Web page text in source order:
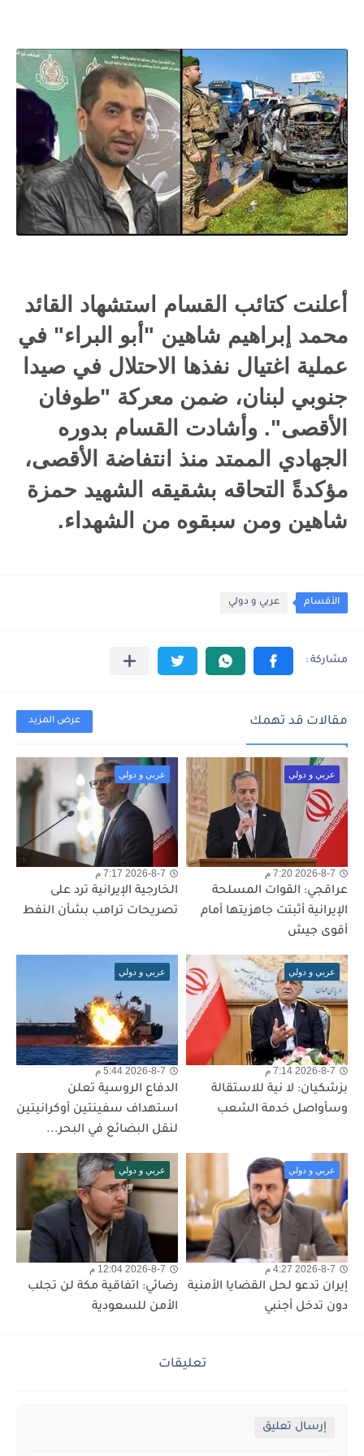
أعلنت كتائب القسام استشهاد القائد
محمد إبراهيم شاهين "أبو البراء" في
عملية اغتيال نفذها الاحتلال في صيدا
جنوبي لبنان، ضمن معركة "طوفان
الأقصى". وأشادت القسام بدوره
الجهادي الممتد منذ انتفاضة الأقصى،
مؤكدةً التحاقه بشقيقه الشهيد حمزة
شاهين ومن سبقوه من الشهداء.
الأقسام عربي و دولي
مقالات قد تهمك عرض المزيد
عربي و دولي
2026-8-7 7:20 م
عراقجي: القوات المسلحة
الإيرانية أثبتت جاهزيتها أمام
أقوى جيش
عربي و دولي
2026-8-7 7:17 م
الخارجية الإيرانية ترد على
تصريحات ترامب بشأن النفط
عربي و دولي
2026-8-7 7:14 م
بزشكيان: لا نية للاستقالة
وسأواصل خدمة الشعب
عربي و دولي
2026-8-7 5:44 م
الدفاع الروسية تعلن
استهداف سفينتين أوكرانيتين
لنقل البضائع في البحر...
عربي و دولي
2026-8-7 4:27 م
إيران تدعو لحل القضايا الأمنية
دون تدخل أجنبي
عربي و دولي
2026-8-7 12:04 م
رضائي: اتفاقية مكة لن تجلب
الأمن للسعودية
تعليقات
إرسال تعليق